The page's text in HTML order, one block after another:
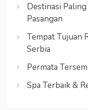
Destinasi
Pasangan
Tempat Tujuan
Serbia
Permata
Spa Terbaik &